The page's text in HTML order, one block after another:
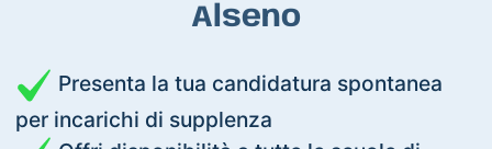
Alseno
Presenta la tua candidatura spontanea
per incarichi di supplenza